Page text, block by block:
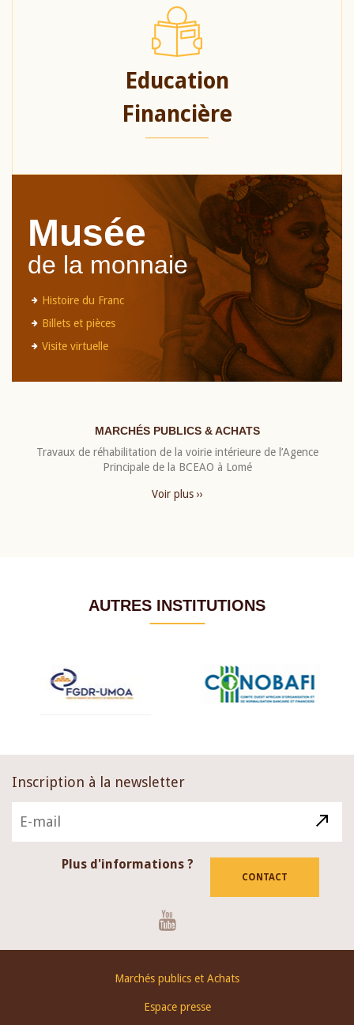
Education
Financière
Musée
de la monnaie
Histoire du Franc
Billets et pièces
Visite virtuelle
MARCHÉS PUBLICS & ACHATS
Travaux de réhabilitation de la voirie intérieure de l’Agence
Principale de la BCEAO à Lomé
Voir plus ››
AUTRES INSTITUTIONS
Inscription à la newsletter
Plus d'informations ?
CONTACT
Marchés publics et Achats
Espace presse